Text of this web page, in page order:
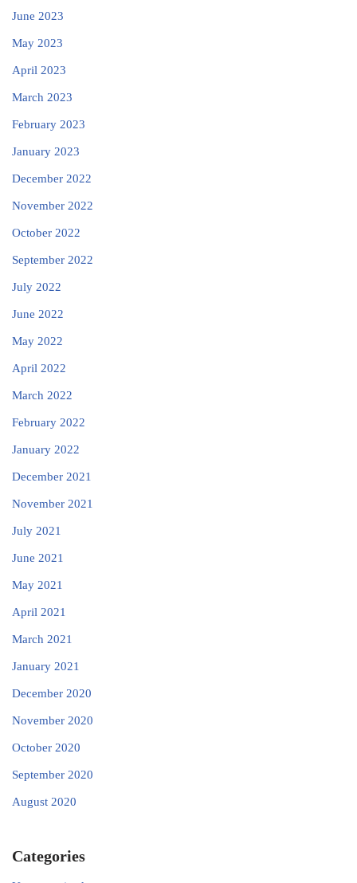
June 2023
May 2023
April 2023
March 2023
February 2023
January 2023
December 2022
November 2022
October 2022
September 2022
July 2022
June 2022
May 2022
April 2022
March 2022
February 2022
January 2022
December 2021
November 2021
July 2021
June 2021
May 2021
April 2021
March 2021
January 2021
December 2020
November 2020
October 2020
September 2020
August 2020
Categories